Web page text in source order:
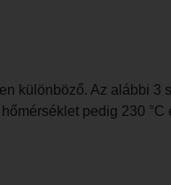
különböző. Az alábbi 3
pedig 230 °C